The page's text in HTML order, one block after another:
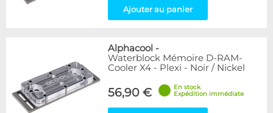
Ajouter au panier
Alphacool -
Waterblock Mémoire D-RAM-
Cooler X4 - Plexi - Noir / Nickel
56,90 €
En stock
Expédition immédiate